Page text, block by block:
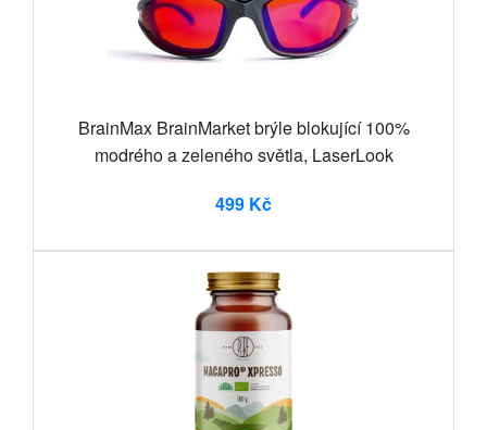
BrainMax BrainMarket brýle blokující 100%
modrého a zeleného světla, LaserLook
499 Kč